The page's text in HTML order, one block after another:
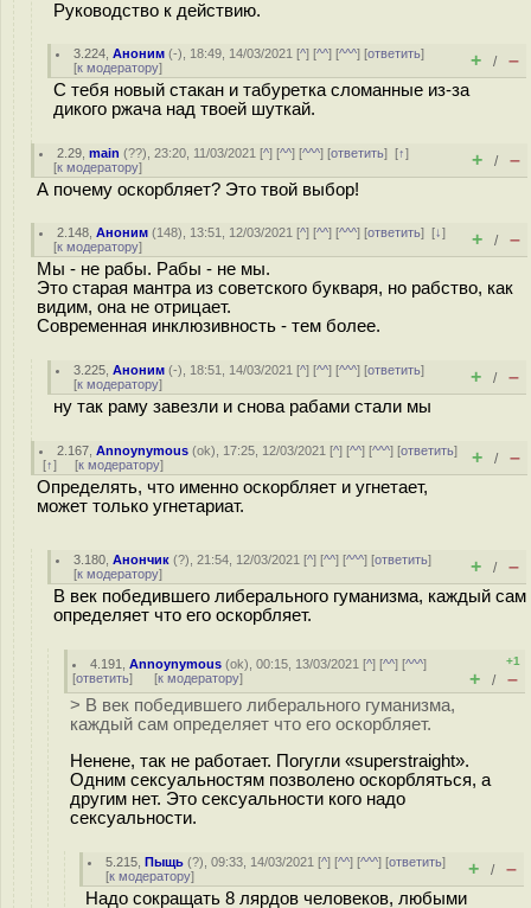
Руководство к действию.
3.224 ,Аноним (-), 18:49, 14/03/2021 [^] [^^] [^^^] [ответить]
[к модератору] + / –
С тебя новый стакан и табуретка сломанные из-за
дикого ржача над твоей шуткай.
2.29 ,main (??), 23:20, 11/03/2021 [^] [^^] [^^^] [ответить][↑]
[к модератору] + / –
А почему оскорбляет? Это твой выбор!
2.148 ,Аноним (148), 13:51, 12/03/2021 [^] [^^] [^^^] [ответить][↓]
[к модератору] + / –
Мы - не рабы. Рабы - не мы.
Это старая мантра из советского букваря, но рабство, как
видим, она не отрицает.
Современная инклюзивность - тем более.
3.225 ,Аноним (-), 18:51, 14/03/2021 [^] [^^] [^^^] [ответить]
[к модератору] + / –
ну так раму завезли и снова рабами стали мы
2.167 ,Annoynymous (ok), 17:25, 12/03/2021 [^] [^^] [^^^] [ответить]
[↑] [к модератору] + / –
Определять, что именно оскорбляет и угнетает,
может только угнетариат.
3.180 ,Анончик (?), 21:54, 12/03/2021 [^] [^^] [^^^] [ответить]
[к модератору] + / –
В век победившего либерального гуманизма, каждый сам
определяет что его оскорбляет.
4.191 ,Annoynymous (ok), 00:15, 13/03/2021 [^] [^^] [^^^]
[ответить] [к модератору]
+1
+ / –
> В век победившего либерального гуманизма,
каждый сам определяет что его оскорбляет.
Ненене, так не работает. Погугли «superstraight».
Одним сексуальностям позволено оскорбляться, а
другим нет. Это сексуальности кого надо
сексуальности.
5.215 ,Пыщь (?), 09:33, 14/03/2021 [^] [^^] [^^^] [ответить]
[к модератору] + / –
Надо сокращать 8 лярдов человеков, любыми